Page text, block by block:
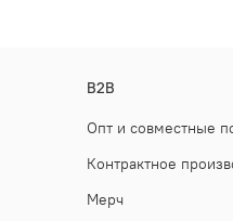
B2B
Опт и совместные
Контрактное
Мерч